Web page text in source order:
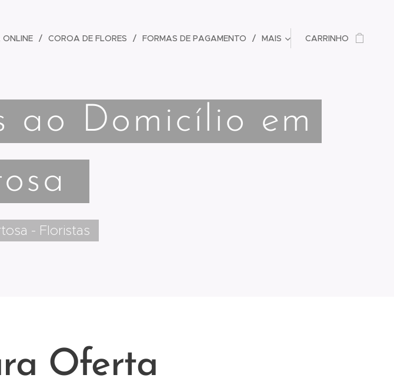
COROA DE FLORES FORMAS DE PAGAMENTO MAIS CARRINHO
ao Domicílio em
- Floristas
Oferta